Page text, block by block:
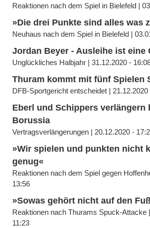
Reaktionen nach dem Spiel in Bielefeld |
»Die drei Punkte sind alles was
Neuhaus nach dem Spiel in Bielefeld |
Jordan Beyer - Ausleihe ist eine
Unglückliches Halbjahr | 31.12.2020 -
Thuram kommt mit fünf Spielen
DFB-Sportgericht entscheidet | 21.12.2020
Eberl und Schippers verlängern
Borussia
Vertragsverlängerungen | 20.12.2020 -
»Wir spielen und punkten nicht
genug«
Reaktionen nach dem Spiel gegen
13:56
»Sowas gehört nicht auf den
Reaktionen nach Thurams Spuck-Attacke
11:23